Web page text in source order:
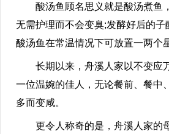
酸汤鱼顾名思义就是酸汤煮鱼，
无需护理而不会变臭;发酵好后的
酸汤鱼在常温情况下可放置一两个
长期以来，舟溪人家以不变应万
一位温婉的佳人，无论餐前、餐中
多而变咸。
更令人称奇的是，舟溪人家的母